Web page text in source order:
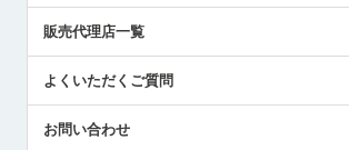
中小企業のBCP地震対策
センサのテクニカルガイド
社長ブログ
販売代理店一覧
よくいただくご質問
お問い合わせ